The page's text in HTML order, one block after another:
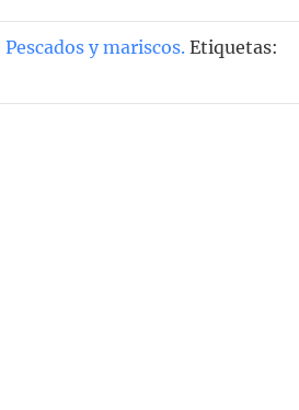
Pescados y mariscos. Etiquetas: